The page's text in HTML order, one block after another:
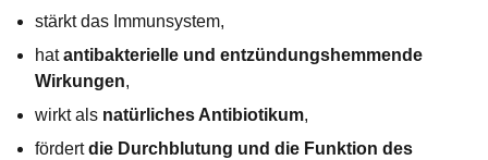
stärkt das Immunsystem,
hatantibakterielle und entzündungshemmende
Wirkungen,
wirkt als natürliches Antibiotikum,
fördertdie Durchblutung und die Funktion des